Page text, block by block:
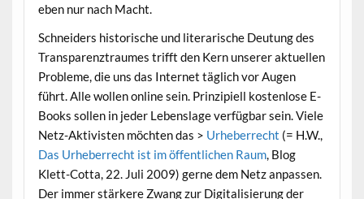
eben nur nach Macht.
Schneiders historische und literarische Deutung des
Transparenztraumes trifft den Kern unserer aktuellen
Probleme, die uns das Internet täglich vor Augen
führt. Alle wollen online sein. Prinzipiell kostenlose E-
Books sollen in jeder Lebenslage verfügbar sein. Viele
Netz-Aktivisten möchten das > Urheberrecht (= H.W.,
Das Urheberrecht ist im öffentlichen Raum, Blog
Klett-Cotta, 22. Juli 2009) gerne dem Netz anpassen.
Der immer stärkere Zwang zur Digitalisierung der